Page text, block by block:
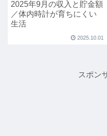
2025年9月の収入と貯金額
／体内時計が育ちにくい
生活
2025.10.01
スポン